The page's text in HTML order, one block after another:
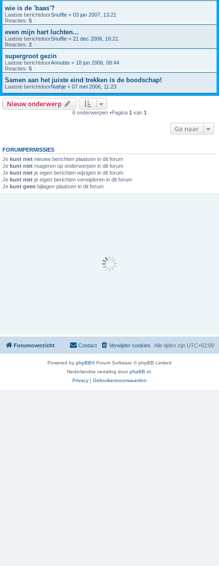
wie is de 'baas'?
Laatste berichtdoorSnuffie « 03 jan 2007, 13:21
Reacties: 5
even mijn hart luchten...
Laatste berichtdoorSnuffie « 21 dec 2006, 16:21
Reacties: 2
supergroot gezin
Laatste berichtdoorAnnubis « 18 jun 2006, 08:44
Reacties: 5
Samen aan het juiste eind trekken is de boodschap!
Laatste berichtdoorNathje « 07 mei 2006, 11:23
Nieuw onderwerp
6 onderwerpen •Pagina 1 van 1
Ga naar
FORUMPERMISSIES
Je kunt niet nieuwe berichten plaatsen in dit forum
Je kunt niet reageren op onderwerpen in dit forum
Je kunt niet je eigen berichten wijzigen in dit forum
Je kunt niet je eigen berichten verwijderen in dit forum
Je kunt geen bijlagen plaatsen in dit forum
Forumoverzicht Alle tijden zijn UTC+02:00
Verwijder cookies
Contact
Powered by phpBB® Forum Software © phpBB Limited
Nederlandse vertaling doorphpBB.nl
Privacy | Gebruikersvoorwaarden